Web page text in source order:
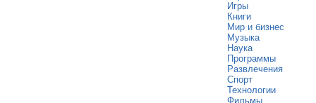
Игры
Книги
Мир и бизнес
Музыка
Наука
Программы
Развлечения
Спорт
Технологии
Фильмы